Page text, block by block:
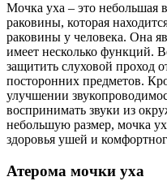
Мочка уха – это небольшая
раковины, которая
раковины у человека. Она
имеет несколько функций.
защитить слуховой проход
посторонних предметов.
улучшении
воспринимать звуки из
небольшую размер, мочка
здоровья ушей и
Атерома мочки уха